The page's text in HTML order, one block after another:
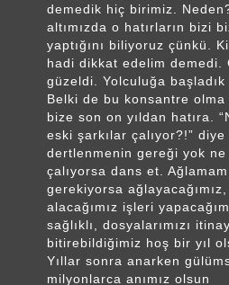
demedik hiç birimiz.
altımızda o hatırların bizi
yaptığını biliyoruz çünkü.
hadi dikkat edelim demedi.
güzeldi. Yolculuğa
Belki de bu konsantre olma
bize son on yıldan hatıra.
eski şarkılar çalıyor?!” diye
dertlenmenin gereği yok ne
çalıyorsa dans et.
gerekiyorsa
alacağımız işleri
sağlıklı, dosyalarımızı
bitirebildiğimiz hoş bir yıl
Yıllar sonra anarken
milyonlarca anımız olsun